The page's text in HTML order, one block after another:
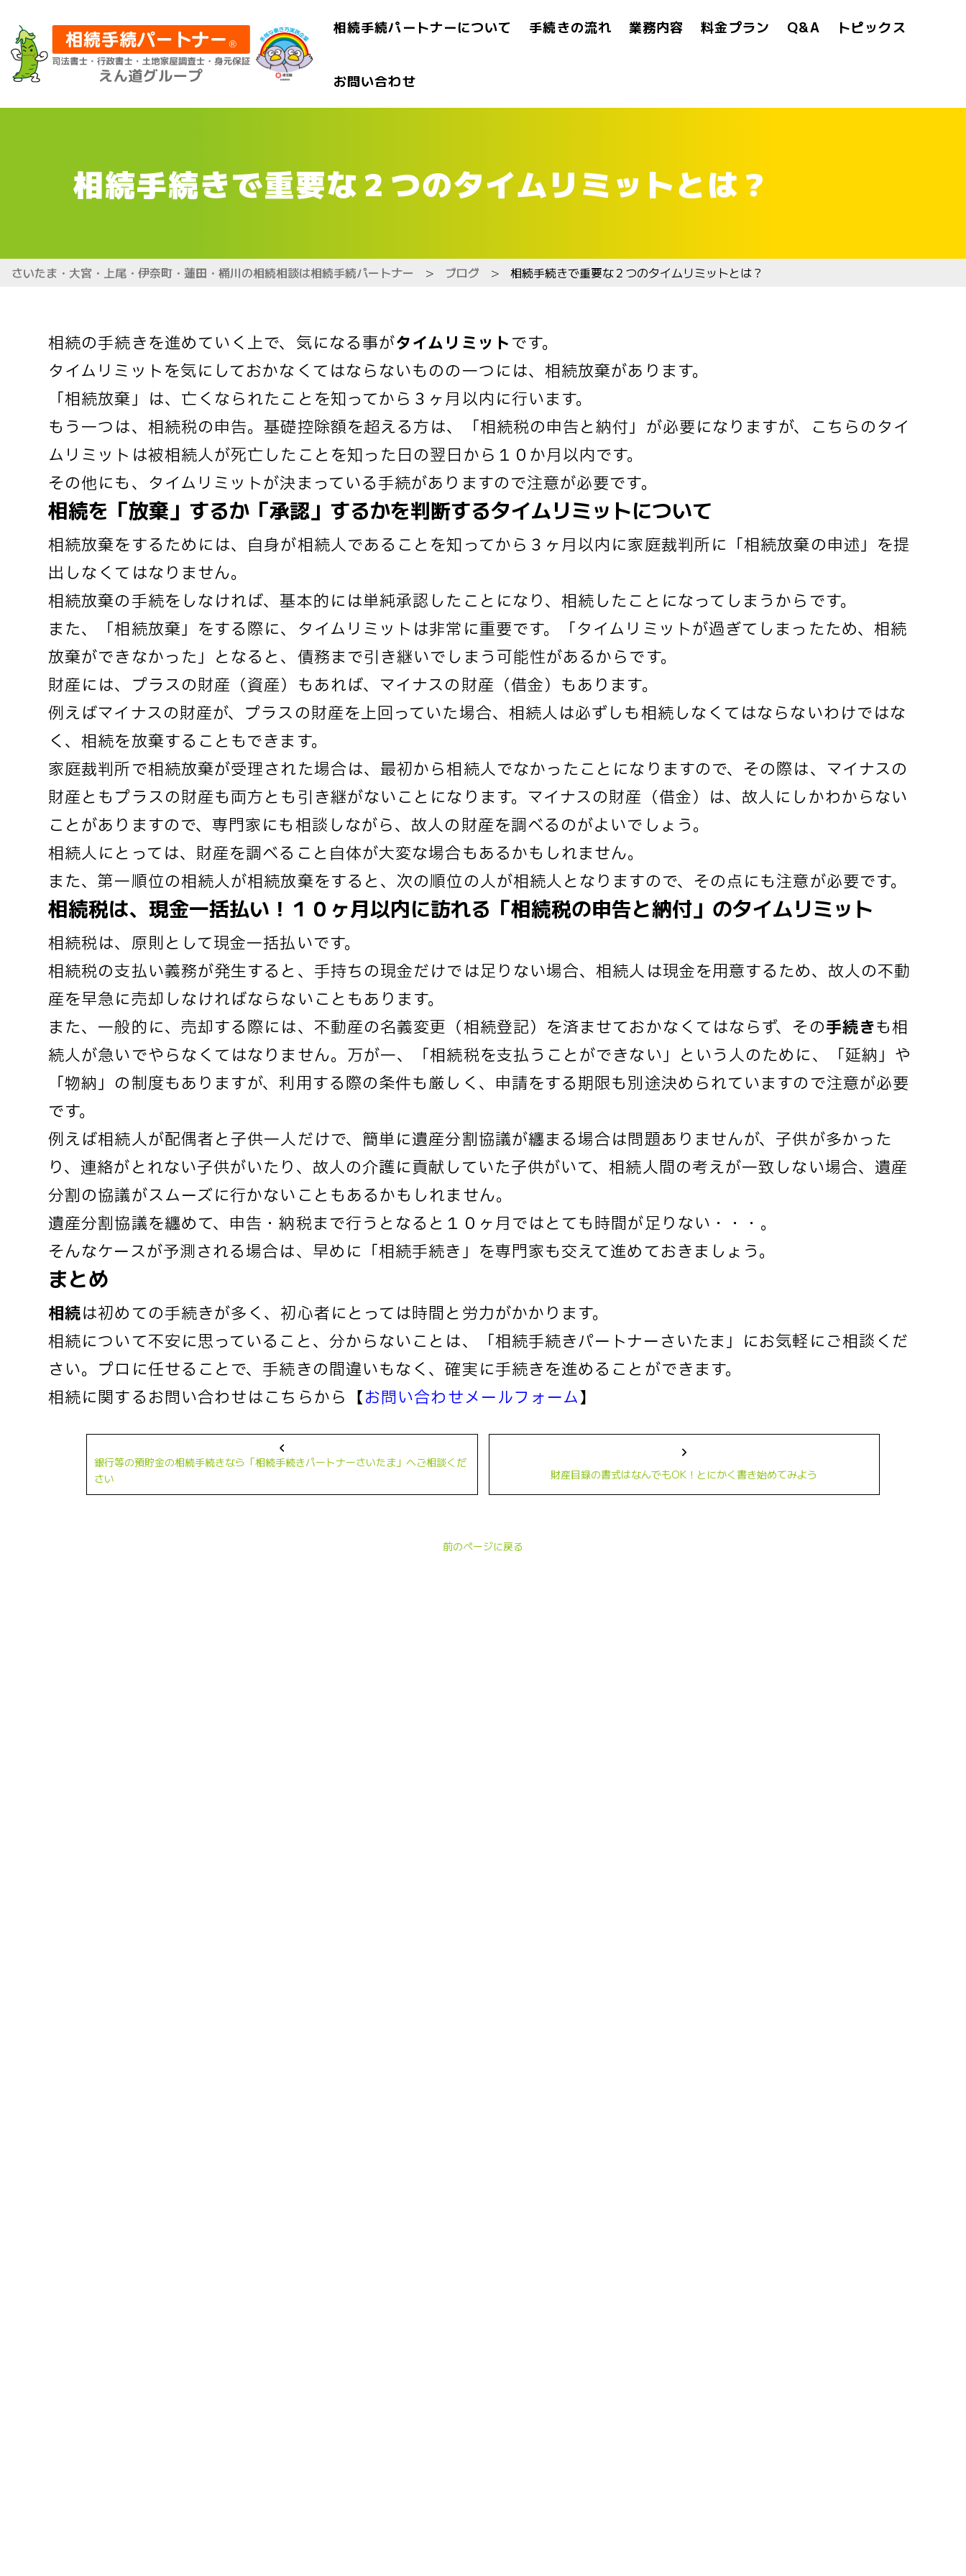
相続手続パートナーについて 手続きの流れ 業務内容 料金プラン Q&A トピックス
お問い合わせ
相続手続きで重要な２つのタイムリミットとは？
さいたま・大宮・上尾・伊奈町・蓮田・桶川の相続相談は相続手続パートナー > ブログ > 相続手続きで重要な２つのタイムリミットとは？
相続の手続きを進めていく上で、気になる事がタイムリミットです。
タイムリミットを気にしておかなくてはならないものの一つには、相続放棄があります。
「相続放棄」は、亡くなられたことを知ってから３ヶ月以内に行います。
もう一つは、相続税の申告。基礎控除額を超える方は、「相続税の申告と納付」が必要になりますが、こちらのタイ
ムリミットは被相続人が死亡したことを知った日の翌日から１０か月以内です。
その他にも、タイムリミットが決まっている手続がありますので注意が必要です。
相続を「放棄」するか「承認」するかを判断するタイムリミットについて
相続放棄をするためには、自身が相続人であることを知ってから３ヶ月以内に家庭裁判所に「相続放棄の申述」を提
出しなくてはなりません。
相続放棄の手続をしなければ、基本的には単純承認したことになり、相続したことになってしまうからです。
また、「相続放棄」をする際に、タイムリミットは非常に重要です。「タイムリミットが過ぎてしまったため、相続
放棄ができなかった」となると、債務まで引き継いでしまう可能性があるからです。
財産には、プラスの財産（資産）もあれば、マイナスの財産（借金）もあります。
例えばマイナスの財産が、プラスの財産を上回っていた場合、相続人は必ずしも相続しなくてはならないわけではな
く、相続を放棄することもできます。
家庭裁判所で相続放棄が受理された場合は、最初から相続人でなかったことになりますので、その際は、マイナスの
財産ともプラスの財産も両方とも引き継がないことになります。マイナスの財産（借金）は、故人にしかわからない
ことがありますので、専門家にも相談しながら、故人の財産を調べるのがよいでしょう。
相続人にとっては、財産を調べること自体が大変な場合もあるかもしれません。
また、第一順位の相続人が相続放棄をすると、次の順位の人が相続人となりますので、その点にも注意が必要です。
相続税は、現金一括払い！１０ヶ月以内に訪れる「相続税の申告と納付」のタイムリミット
相続税は、原則として現金一括払いです。
相続税の支払い義務が発生すると、手持ちの現金だけでは足りない場合、相続人は現金を用意するため、故人の不動
産を早急に売却しなければならないこともあります。
また、一般的に、売却する際には、不動産の名義変更（相続登記）を済ませておかなくてはならず、その手続きも相
続人が急いでやらなくてはなりません。万が一、「相続税を支払うことができない」という人のために、「延納」や
「物納」の制度もありますが、利用する際の条件も厳しく、申請をする期限も別途決められていますので注意が必要
です。
例えば相続人が配偶者と子供一人だけで、簡単に遺産分割協議が纏まる場合は問題ありませんが、子供が多かった
り、連絡がとれない子供がいたり、故人の介護に貢献していた子供がいて、相続人間の考えが一致しない場合、遺産
分割の協議がスムーズに行かないこともあるかもしれません。
遺産分割協議を纏めて、申告・納税まで行うとなると１０ヶ月ではとても時間が足りない・・・。
そんなケースが予測される場合は、早めに「相続手続き」を専門家も交えて進めておきましょう。
まとめ
相続は初めての手続きが多く、初心者にとっては時間と労力がかかります。
相続について不安に思っていること、分からないことは、「相続手続きパートナーさいたま」にお気軽にご相談くだ
さい。プロに任せることで、手続きの間違いもなく、確実に手続きを進めることができます。
相続に関するお問い合わせはこちらから→【お問い合わせメールフォーム】
銀行等の預貯金の相続手続きなら「相続手続きパートナーさいたま」へご相談くだ
さい
財産目録の書式はなんでもOK！とにかく書き始めてみよう
前のページに戻る